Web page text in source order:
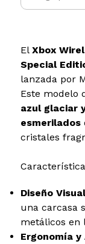
El Xbox
Special
lanzada por
Este modelo
azul glaciar
esmerilados
cristales
Diseño Visual
una carcasa
metálicos en
Ergonomía y